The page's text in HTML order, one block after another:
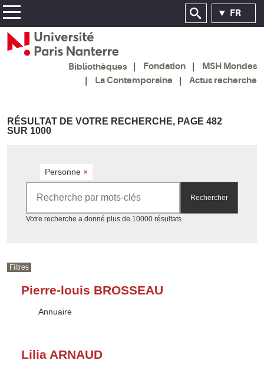
FR
Bibliothèques Fondation
MSH Mondes
La Contemporaine
Actus recherche
RÉSULTAT DE VOTRE RECHERCHE, PAGE 482
SUR 1000
Personne ×
Rechercher
Votre recherche a donné plus de 10000 résultatsAccéder aux résultats
Filtres
Pierre-louis BROSSEAU
Type :
Annuaire
Lilia ARNAUD